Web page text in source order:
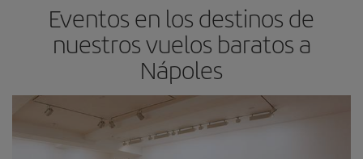
Eventos en los destinos de
nuestros vuelos baratos a
Nápoles